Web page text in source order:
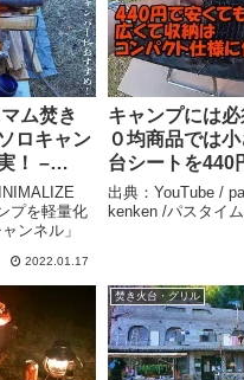
ム焚き
ロキャン
！ –
「ソ
化して自
ネル」
プを軽量化
ンネル」
2022.01.17
キャンプには
０均商品では
台シートを440
収納はコンパク
りました。 –
出典：YouTube /
kenken /パスタイ
焚き火台・グリル